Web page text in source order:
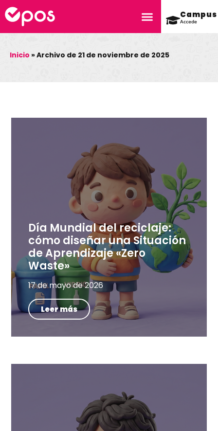
Campus
Accede
Inicio »Archivo de 21 de noviembre de 2025
Día Mundial del reciclaje:
cómo diseñar una Situación
de Aprendizaje «Zero
Waste»
17 de mayo de 2026
Leer más